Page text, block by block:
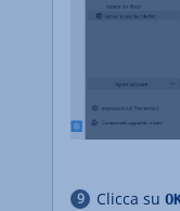
Clicca su